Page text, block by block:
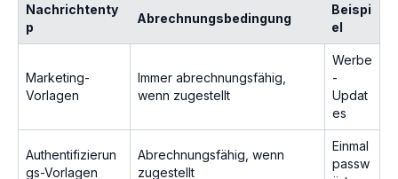
Nachrichtenty
p
Abrechnungsbedingung
Beispi
el
Marketing-
Vorlagen
Immer abrechnungsfähig,
wenn zugestellt
Werbe
-
Updat
es
Authentifizierun
gs-Vorlagen
Abrechnungsfähig, wenn
zugestellt
Einmal
passw